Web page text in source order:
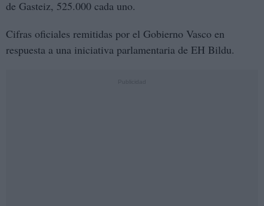
de Gasteiz, 525.000 cada uno.
Cifras oficiales remitidas por el Gobierno Vasco en
respuesta a una iniciativa parlamentaria de EH Bildu.